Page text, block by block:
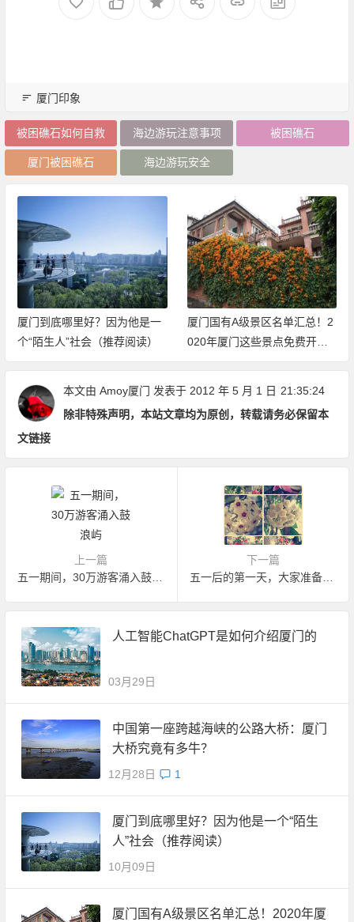
厦门印象
被困礁石如何自救 海边游玩注意事项 被困礁石
厦门被困礁石 海边游玩安全
厦门到底哪里好？因为他是一
个“陌生人”社会（推荐阅读）
厦门国有A级景区名单汇总！2
020年厦门这些景点免费开放
（持续更新中）
本文由 Amoy厦门 发表于 2012 年 5 月 1 日 21:35:24
除非特殊声明，本站文章均为原创，转载请务必保留本
文链接
上一篇
五一期间，30万游客涌入鼓浪屿
下一篇
五一后的第一天，大家准备好了吗
人工智能ChatGPT是如何介绍厦门的
03月29日
中国第一座跨越海峡的公路大桥：厦门
大桥究竟有多牛？
12月28日 1
厦门到底哪里好？因为他是一个“陌生
人”社会（推荐阅读）
10月09日
厦门国有A级景区名单汇总！2020年厦